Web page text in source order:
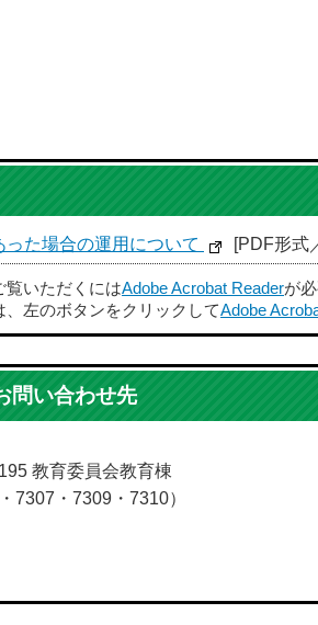
った場合の運用について [PDF形式
覧いただくにはAdobe Acrobat Readerが必
、左のボタンをクリックしてAdobe
問い合わせ先
教育委員会教育棟
7307・7309・7310）